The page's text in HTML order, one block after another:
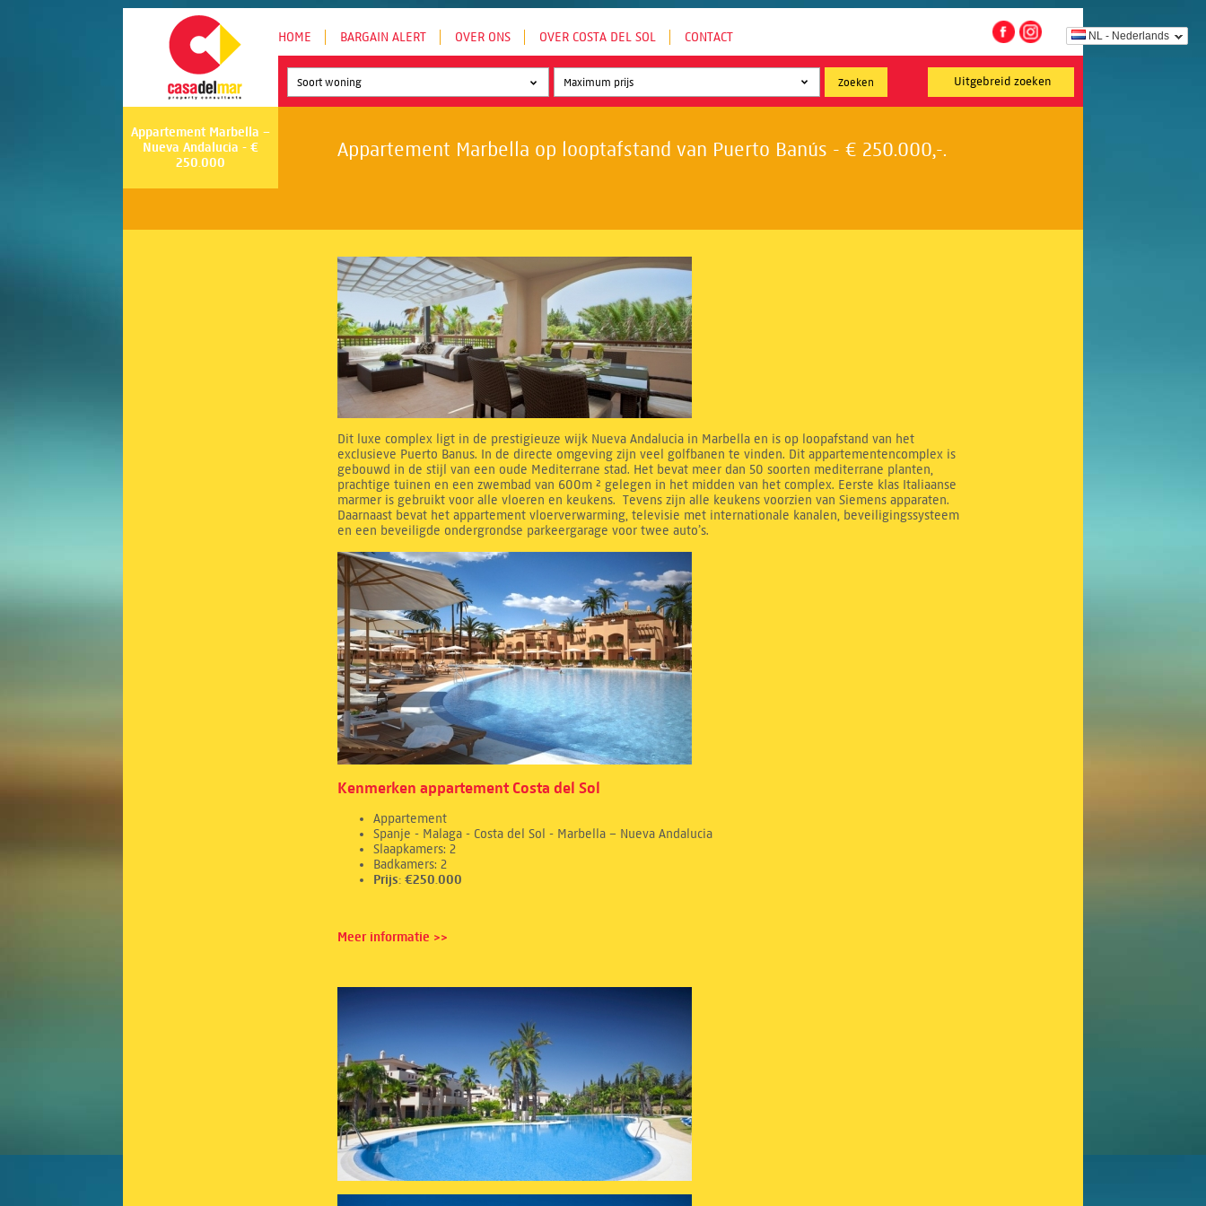
NL - Nederlands
HOME BARGAIN ALERT OVER ONS OVER COSTA DEL SOL CONTACT
Uitgebreid zoeken
Soort woning
Appartement Marbella –
Nueva Andalucia - €
250.000
Appartement Marbella op looptafstand van Puerto Banús - € 250.000,-.
Dit luxe complex ligt in de prestigieuze wijk Nueva Andalucia in Marbella en is op loopafstand van het
exclusieve Puerto Banus. In de directe omgeving zijn veel golfbanen te vinden. Dit appartementencomplex is
gebouwd in de stijl van een oude Mediterrane stad. Het bevat meer dan 50 soorten mediterrane planten,
prachtige tuinen en een zwembad van 600m ² gelegen in het midden van het complex. Eerste klas Italiaanse
marmer is gebruikt voor alle vloeren en keukens. Tevens zijn alle keukens voorzien van Siemens apparaten.
Daarnaast bevat het appartement vloerverwarming, televisie met internationale kanalen, beveiligingssysteem
en een beveiligde ondergrondse parkeergarage voor twee auto’s.
Kenmerken appartement Costa del Sol
Appartement
Spanje - Malaga - Costa del Sol - Marbella – Nueva Andalucia
Slaapkamers: 2
Badkamers: 2
Prijs: €250.000
Meer informatie >>